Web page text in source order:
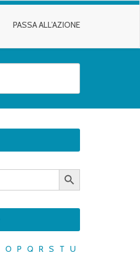
PASSA ALL’AZIONE
Search Button
O P Q R S T U